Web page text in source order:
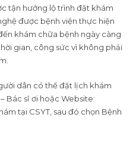
tận hưởng lộ trình đặt khám
được bệnh viện thực hiện
khám chữa bệnh ngày càng
gian, công sức vì không phải
dân có thể đặt lịch khám
Bác sĩ ơi hoặc Website:
tại CSYT, sau đó chọn Bệnh